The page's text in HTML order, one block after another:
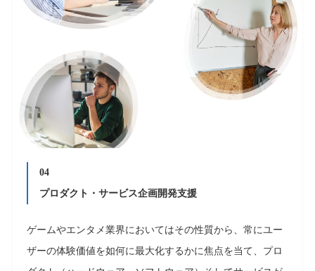
04
プロダクト・サービス企画開発支援
ゲームやエンタメ業界においてはその性質から、常にユー
ザーの体験価値を如何に最⼤化するかに焦点を当て、プロ